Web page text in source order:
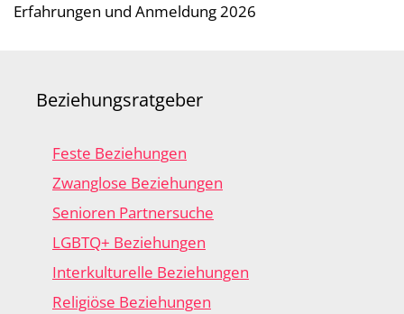
Erfahrungen und Anmeldung 2026
Beziehungsratgeber
Feste Beziehungen
Zwanglose Beziehungen
Senioren Partnersuche
LGBTQ+ Beziehungen
Interkulturelle Beziehungen
Religiöse Beziehungen